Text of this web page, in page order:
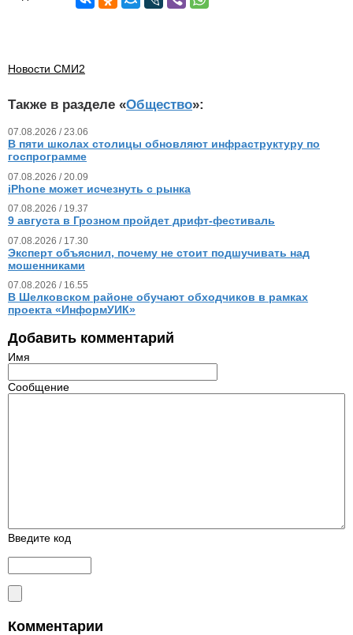
Новости СМИ2
Также в разделе «Общество»:
07.08.2026 / 23.06
В пяти школах столицы обновляют инфраструктуру по
госпрограмме
07.08.2026 / 20.09
iPhone может исчезнуть с рынка
07.08.2026 / 19.37
9 августа в Грозном пройдет дрифт-фестиваль
07.08.2026 / 17.30
Эксперт объяснил, почему не стоит подшучивать над
мошенниками
07.08.2026 / 16.55
В Шелковском районе обучают обходчиков в рамках
проекта «ИнформУИК»
Добавить комментарий
Имя
Сообщение
Введите код
Комментарии